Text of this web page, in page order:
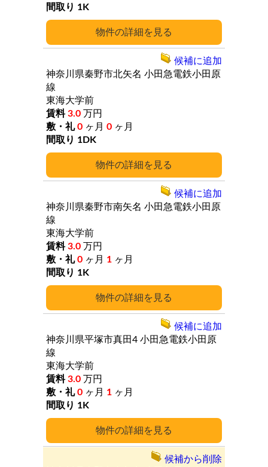
詳細
1K
詳細
神奈川県秦野市北矢名 小田急電鉄小田原
線
東海大学前
3.0 万円
0 ヶ月 0 ヶ月
1DK
候補に追加
詳細
神奈川県秦野市南矢名 小田急電鉄小田原
線
東海大学前
3.0 万円
0 ヶ月 1 ヶ月
1K
候補に追加
詳細
神奈川県平塚市真田4 小田急電鉄小田原
線
東海大学前
3.0 万円
0 ヶ月 1 ヶ月
1K
候補に追加
候補から削除